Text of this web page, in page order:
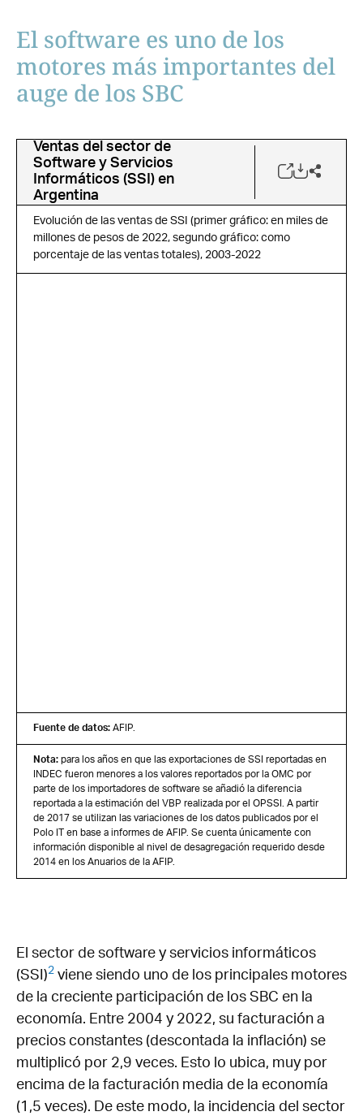
El software es uno de los
motores más importantes del
auge de los SBC
Ventas del sector de
Software y Servicios
Informáticos (SSI) en
Argentina
Evolución de las ventas de SSI (primer gráfico: en miles de
millones de pesos de 2022, segundo gráfico: como
porcentaje de las ventas totales), 2003-2022
Fuente de datos: AFIP.
Nota: para los años en que las exportaciones de SSI reportadas en
INDEC fueron menores a los valores reportados por la OMC por
parte de los importadores de software se añadió la diferencia
reportada a la estimación del VBP realizada por el OPSSI. A partir
de 2017 se utilizan las variaciones de los datos publicados por el
Polo IT en base a informes de AFIP. Se cuenta únicamente con
información disponible al nivel de desagregación requerido desde
2014 en los Anuarios de la AFIP.
El sector de software y servicios informáticos
(SSI)2 viene siendo uno de los principales motores
de la creciente participación de los SBC en la
economía. Entre 2004 y 2022, su facturación a
precios constantes (descontada la inflación) se
multiplicó por 2,9 veces. Esto lo ubica, muy por
encima de la facturación media de la economía
(1,5 veces). De este modo, la incidencia del sector